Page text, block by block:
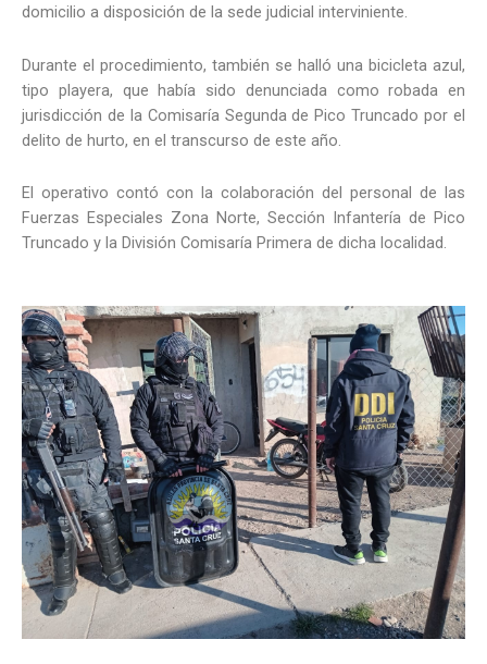
domicilio a disposición de la sede judicial interviniente.
Durante el procedimiento, también se halló una bicicleta azul,
tipo playera, que había sido denunciada como robada en
jurisdicción de la Comisaría Segunda de Pico Truncado por el
delito de hurto, en el transcurso de este año.
El operativo contó con la colaboración del personal de las
Fuerzas Especiales Zona Norte, Sección Infantería de Pico
Truncado y la División Comisaría Primera de dicha localidad.